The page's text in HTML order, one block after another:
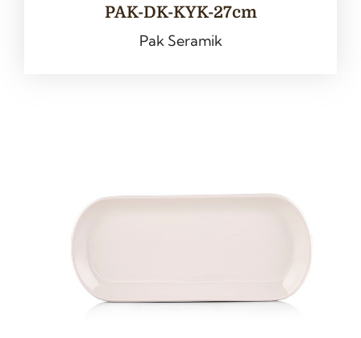
PAK-DK-KYK-27cm
Pak Seramik